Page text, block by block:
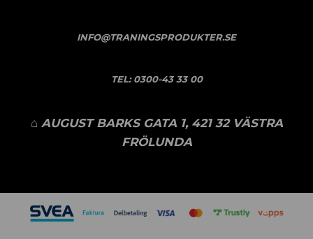
INFO@TRANINGSPRODUKTER.SE
TEL:0300-43 33 00
⌂ AUGUST BARKS GATA 1, 421 32 VÄSTRA
FRÖLUNDA